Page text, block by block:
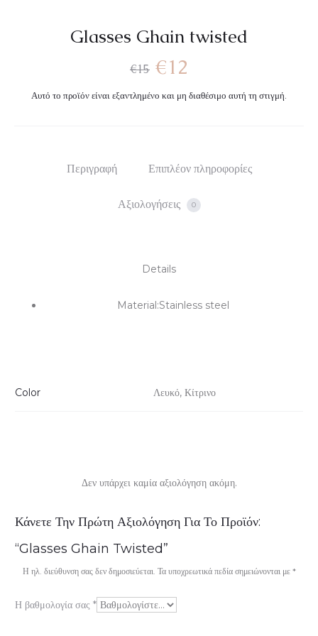
Glasses Ghain twisted
€15 Original
price
€12
τρέχουσα
Αυτό το προϊόν είναι εξαντλημένο και μη διαθέσιμο αυτή τη στιγμή.
Περιγραφή Επιπλέον πληροφορίες
Αξιολογήσεις 0
Details
Material:Stainless steel
Color Λευκό, Κίτρινο
Α
ξ
ο
Δεν υπάρχει καμία αξιολόγηση ακόμη.
Κάνετε Την Πρώτη Αξιολόγηση Για Το Προϊόν:
“Glasses Ghain Twisted”
Η ηλ. διεύθυνση σας δεν δημοσιεύεται. Τα υποχρεωτικά πεδία σημειώνονται με *
Η βαθμολογία σας *